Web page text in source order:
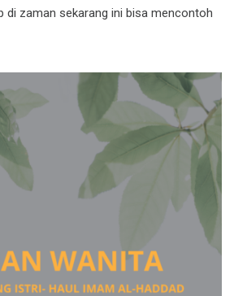
di zaman sekarang ini bisa mencontoh